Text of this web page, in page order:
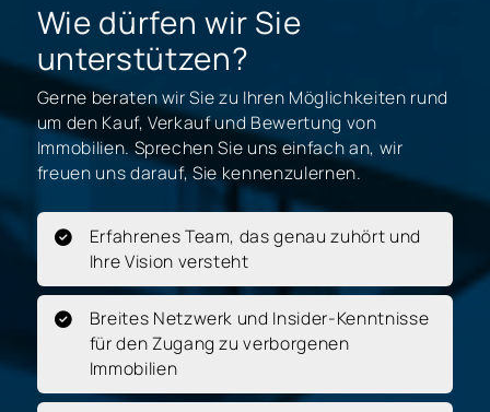
Wie dürfen wir Sie
unterstützen?
Gerne beraten wir Sie zu Ihren Möglichkeiten rund
um den Kauf, Verkauf und Bewertung von
Immobilien. Sprechen Sie uns einfach an, wir
freuen uns darauf, Sie kennenzulernen.
Erfahrenes Team, das genau zuhört und
Ihre Vision versteht
Breites Netzwerk und Insider-Kenntnisse
für den Zugang zu verborgenen
Immobilien